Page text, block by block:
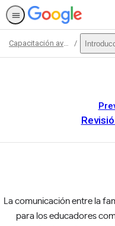
Capacitación avanzada
This activity
English.View
La comunicación entre la
para los educadores